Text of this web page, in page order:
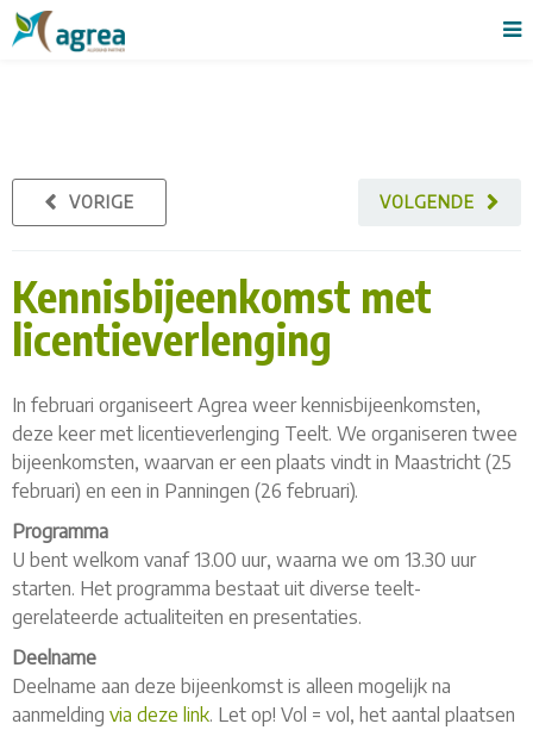
VOLGENDE
VORIGE
Kennisbijeenkomst met
licentieverlenging
In februari organiseert Agrea weer kennisbijeenkomsten,
deze keer met licentieverlenging Teelt. We organiseren twee
bijeenkomsten, waarvan er een plaats vindt in Maastricht (25
februari) en een in Panningen (26 februari).
Programma
U bent welkom vanaf 13.00 uur, waarna we om 13.30 uur
starten. Het programma bestaat uit diverse teelt-
gerelateerde actualiteiten en presentaties.
Deelname
Deelname aan deze bijeenkomst is alleen mogelijk na
aanmelding via deze link. Let op! Vol = vol, het aantal plaatsen